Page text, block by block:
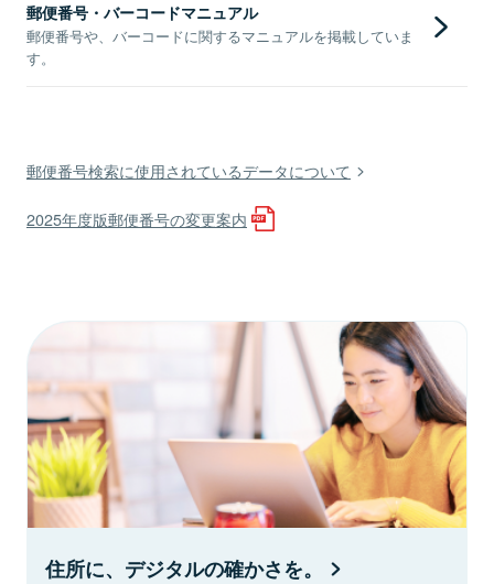
郵便番号・バーコードマニュアル
郵便番号や、バーコードに関するマニュアルを掲載していま
す。
郵便番号検索に使用されているデータについて
2025年度版郵便番号の変更案内
住所に、デジタルの確かさを。